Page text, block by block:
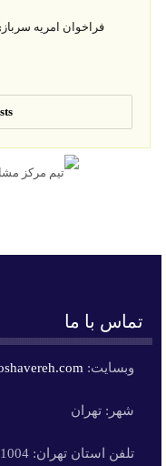
فراخوان امریه سربازی
تماس با ما
وبسایت:
شهر: تهران
تلفن استان تهران: 91311004